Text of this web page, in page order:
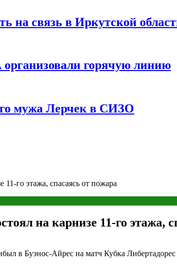
на связь в Иркутской
горячую линию
мужа Лерчек в СИЗО
11-го этажа, спасаясь от пожара
на карнизе 11-го этажа,
в Буэнос-Айрес на матч Кубка